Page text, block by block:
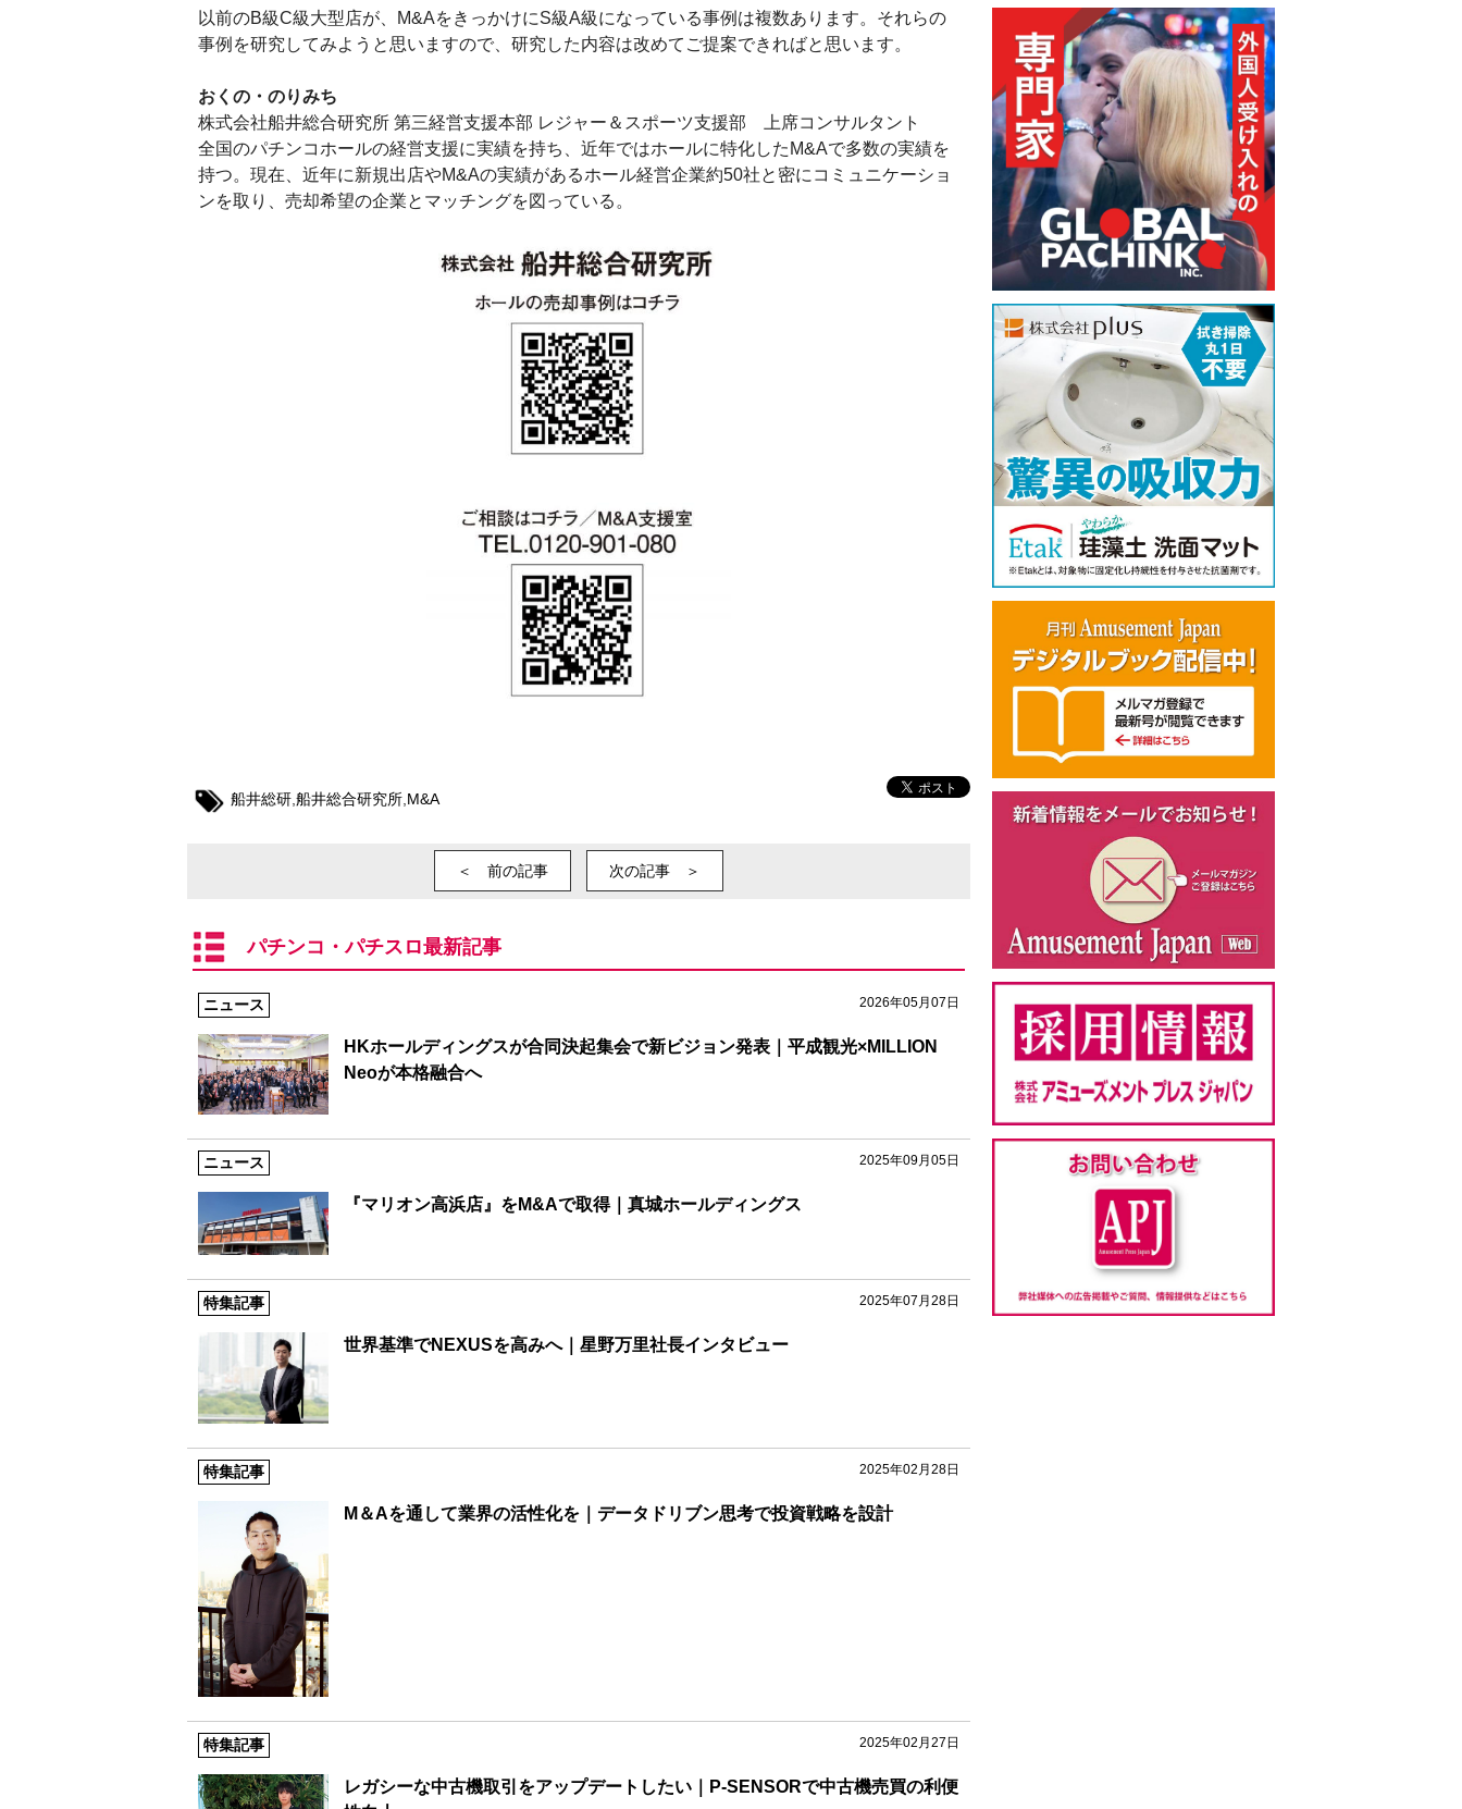
以前のB級C級大型店が、M&AをきっかけにS級A級になっている事例は複数あります。それらの
事例を研究してみようと思いますので、研究した内容は改めてご提案できればと思います。
おくの・のりみち
株式会社船井総合研究所 第三経営支援本部 レジャー＆スポーツ支援部 上席コンサルタント
全国のパチンコホールの経営支援に実績を持ち、近年ではホールに特化したM&Aで多数の実績を
持つ。現在、近年に新規出店やM&Aの実績があるホール経営企業約50社と密にコミュニケーショ
ンを取り、売却希望の企業とマッチングを図っている。
船井総研 船井総合研究所 M&A
＜ 前の記事 次の記事 ＞
パチンコ・パチスロ最新記事
2026年05月07日
ニュース
HKホールディングスが合同決起集会で新ビジョン発表｜平成観光×MILLION
Neoが本格融合へ
2025年09月05日
ニュース
『マリオン高浜店』をM&Aで取得｜真城ホールディングス
2025年07月28日
特集記事
世界基準でNEXUSを高みへ｜星野万里社長インタビュー
2025年02月28日
特集記事
M＆Aを通して業界の活性化を｜データドリブン思考で投資戦略を設計
2025年02月27日
特集記事
レガシーな中古機取引をアップデートしたい｜P-SENSORで中古機売買の利便